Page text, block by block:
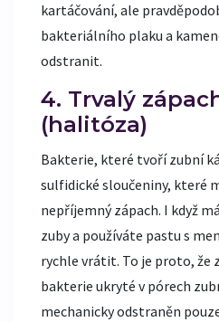
kartáčování, ale
bakteriálního plaku a
odstranit.
4. Trvalý
(halitóza)
Bakterie, které tvoří zubní
sulfidické sloučeniny, které
nepříjemný zápach. I když
zuby a používáte pastu s
rychle vrátit. To je proto, že
bakterie ukryté v pórech
mechanicky odstraněn